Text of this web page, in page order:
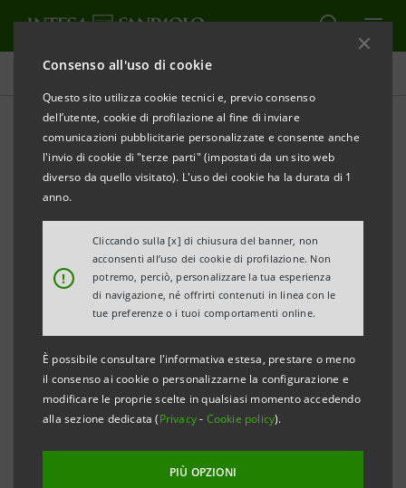
Consenso all'uso di cookie
Questo sito utilizza cookie tecnici e, previo consenso
dell’utente, cookie di profilazione al fine di inviare
comunicazioni pubblicitarie personalizzate e consente anche
l'invio di cookie di "terze parti" (impostati da un sito web
diverso da quello visitato). L'uso dei cookie ha la durata di 1
anno.
!
Cliccando sulla [x] di chiusura del banner, non
acconsenti all’uso dei cookie di profilazione. Non
potremo, perciò, personalizzare la tua esperienza
di navigazione, né offrirti contenuti in linea con le
tue preferenze o i tuoi comportamenti online.
È possibile consultare l'informativa estesa, prestare o meno
il consenso ai cookie o personalizzarne la configurazione e
modificare le proprie scelte in qualsiasi momento accedendo
alla sezione dedicata (Privacy- Cookie policy).
PIÙ OPZIONI
Comunicati stampa
STAMPA AGGIORNA
COMUNICATO STAMPA
CARISAP PER IL RILANCIO DEL SETTORE EDILE
Nuove risorse per gestire gli investimenti in corso e le
nuove iniziative immobiliari proposte dalle imprese
Ance.
Attenzione per gli interventi volti a migliorare
l’efficienza energetica e l’eco-sostenibilità del
Innovazione, internazionalizzazione, reti d’impresa e